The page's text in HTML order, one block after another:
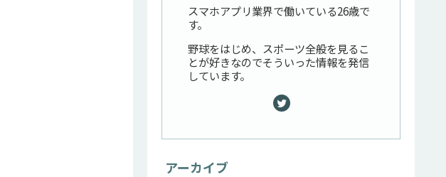
スマホアプリ業界で働いている26歳で
す。
野球をはじめ、スポーツ全般を見るこ
とが好きなのでそういった情報を発信
しています。
アーカイブ